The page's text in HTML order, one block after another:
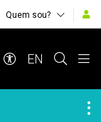
Quem sou?
EN